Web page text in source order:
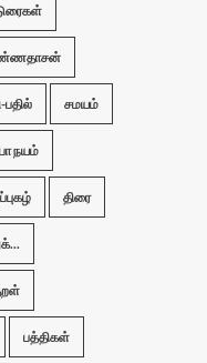
சமயம்
நயம்
திரை
பத்திகள்